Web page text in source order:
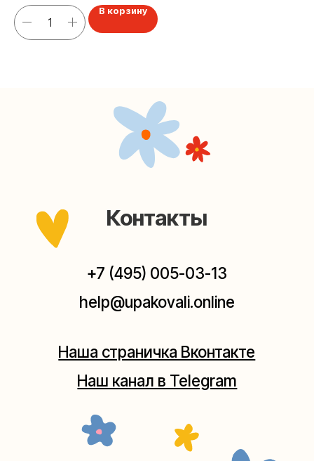
В корзину
Мастерские упаковки подарков работают без
выходных, с 10 до 20 часов. Пишите, звоните,
заходите — всегда рады помочь!
Москва, ул.Плющиха, дом 42
Москва, ул.Таганская, дом 25-27
(как пройти)
Мастерская на Плющихе